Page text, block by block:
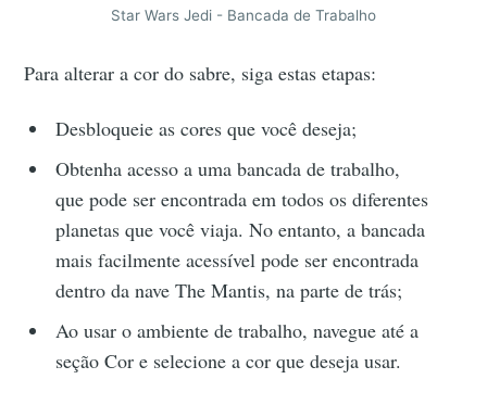
Star Wars Jedi - Bancada de Trabalho
Para alterar a cor do sabre, siga estas etapas:
Desbloqueie as cores que você deseja;
Obtenha acesso a uma bancada de trabalho,
que pode ser encontrada em todos os diferentes
planetas que você viaja. No entanto, a bancada
mais facilmente acessível pode ser encontrada
dentro da nave The Mantis, na parte de trás;
Ao usar o ambiente de trabalho, navegue até a
seção Cor e selecione a cor que deseja usar.